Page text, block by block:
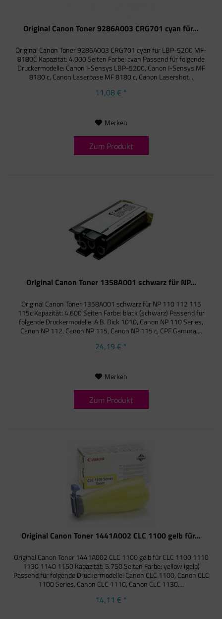
Original Canon Toner 9286A003 CRG701 cyan für...
Original Canon Toner 9286A003 CRG701 cyan für LBP-5200 MF-
8180C Kapazität: 4.000 Seiten Farbe: cyan Passend für folgende
Druckermodelle: Canon I-Sensys LBP-5200, Canon I-Sensys MF
8180 c, Canon Laserbase MF 8180 c, Canon Lasershot...
11,08 € *
Merken
Zum Produkt
Original Canon Toner 1358A001 schwarz für NP...
Original Canon Toner 1358A001 schwarz für NP 110 112 115
115c Kapazität: 4.600 Seiten Farbe: black (schwarz) Passend für
folgende Druckermodelle: A.B. Dick 1010, Canon NP 110 Series,
Canon NP 112, Canon NP 115, Canon NP 115 c, CPF Gamma,...
24,19 € *
Merken
Zum Produkt
Original Canon Toner 1441A002 CLC 1100 gelb für...
Original Canon Toner 1441A002 CLC 1100 gelb für CLC 1100 1110
1130 1140 1150 Kapazität: 5.750 Seiten Farbe: yellow (gelb)
Passend für folgende Druckermodelle: Canon CLC 1100, Canon CLC
1100 Series, Canon CLC 1110, Canon CLC 1130,...
14,11 € *